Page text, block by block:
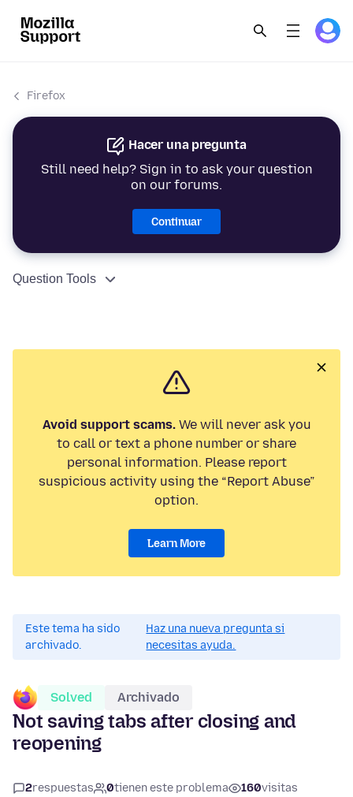
Firefox
Hacer una pregunta
Still need help? Sign in to ask your question
on our forums.
Continuar
Question Tools
Avoid support scams.We will never ask you
to call or text a phone number or share
personal information. Please report
suspicious activity using the “Report Abuse”
option.
Learn More
Este tema ha sido
archivado.
Haz una nueva pregunta si
necesitas ayuda.
Solved Archivado
Not saving tabs after closing and
reopening
2respuestas 0tienen este problema 160visitas